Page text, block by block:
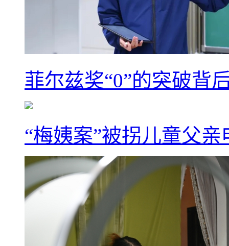
菲尔兹奖“0”的突破背
“梅姨案”被拐儿童父